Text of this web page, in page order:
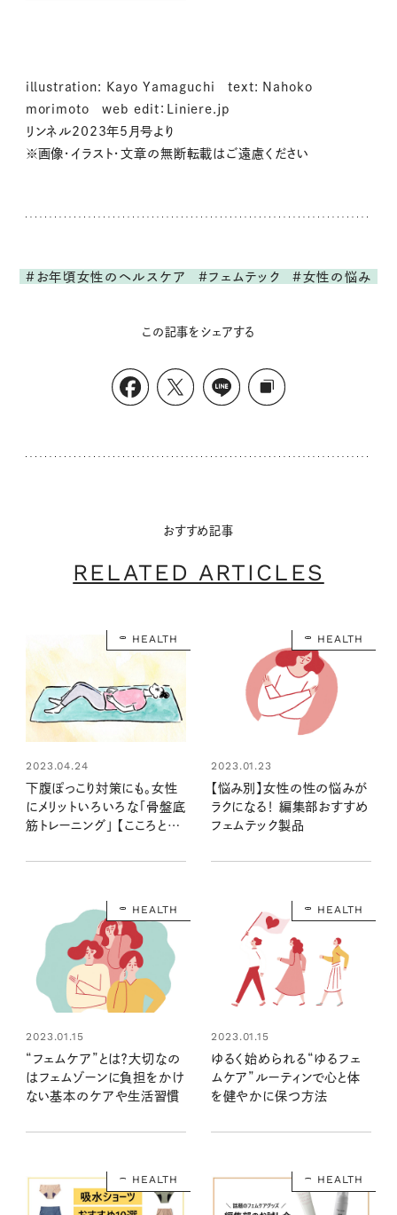
illustration: Kayo Yamaguchi text: Nahoko
morimoto web edit：Liniere.jp
リンネル2023年5月号より
※画像・イラスト・文章の無断転載はご遠慮ください
#お年頃女性のヘルスケア #フェムテック #女性の悩み
この記事をシェアする
おすすめ記事
RELATED ARTICLES
HEALTH
2023.04.24
下腹ぽっこり対策にも。女性
にメリットいろいろな「骨盤底
筋トレーニング」 【こころとか
HEALTH
2023.01.23
【悩み別】女性の性の悩みが
ラクになる！ 編集部おすすめ
フェムテック製品
HEALTH
2023.01.15
“フェムケア”とは？大切なの
はフェムゾーンに負担をかけ
ない基本のケアや生活習慣
HEALTH
2023.01.15
ゆるく始められる“ゆるフェ
ムケア”ルーティンで心と体
を健やかに保つ方法
HEALTH HEALTH